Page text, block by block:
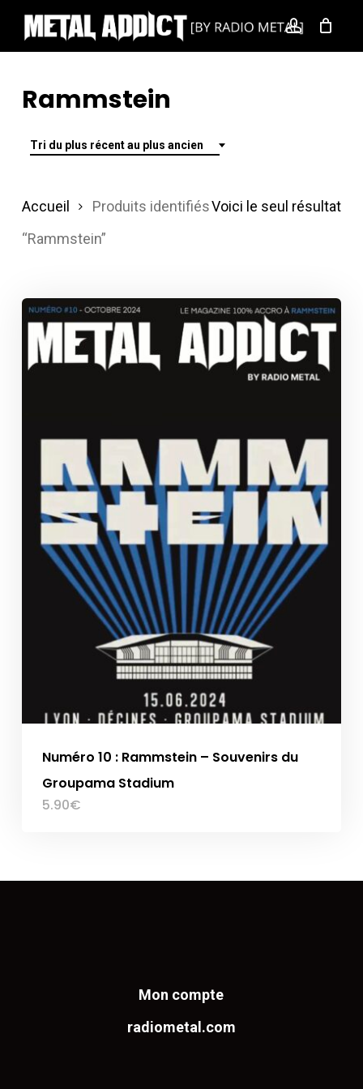
Skip
content
account
Rammstein
Tri du plus récent au plus ancien
Voici le seul résultat
Accueil
Produits identifiés
“Rammstein”
Numéro 10 : Rammstein – Souvenirs du
Groupama Stadium
5.90€
Mon compte
radiometal.com